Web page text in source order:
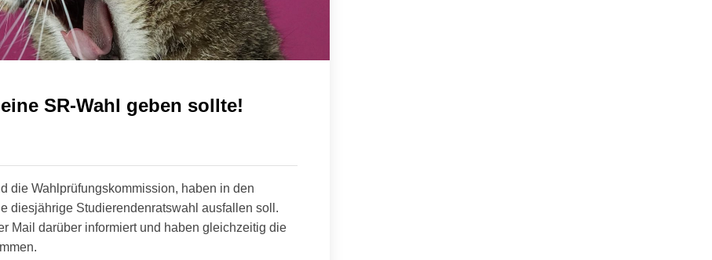
SR-Wahl geben sollte!
die Wahlprüfungskommission, haben in den
diesjährige Studierendenratswahl ausfallen soll.
Mail darüber informiert und haben gleichzeitig die